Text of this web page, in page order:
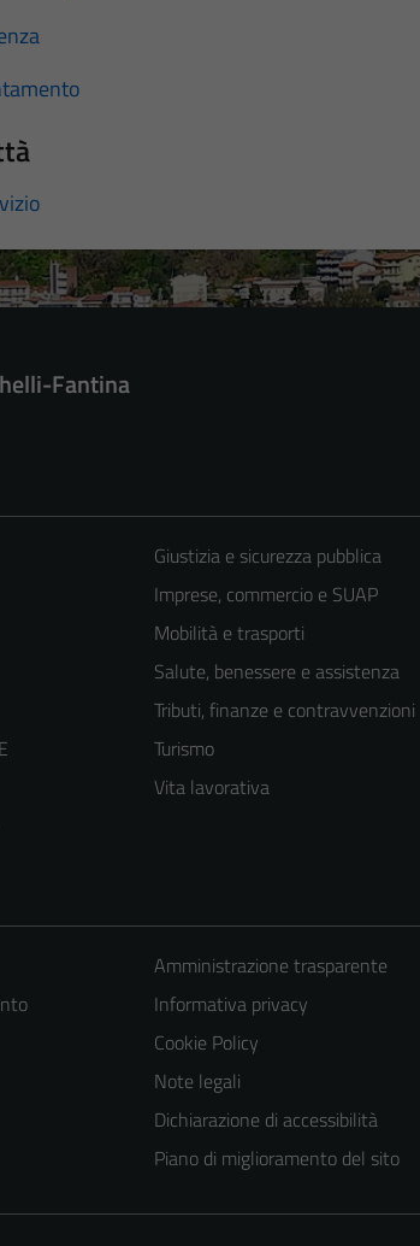
Fantina
Giustizia e sicurezza pubblica
Imprese, commercio e SUAP
Mobilità e trasporti
Salute, benessere e assistenza
Tributi, finanze e contravvenzioni
Turismo
Vita lavorativa
Amministrazione trasparente
Informativa privacy
Cookie Policy
Note legali
Dichiarazione di accessibilità
Piano di miglioramento del sito